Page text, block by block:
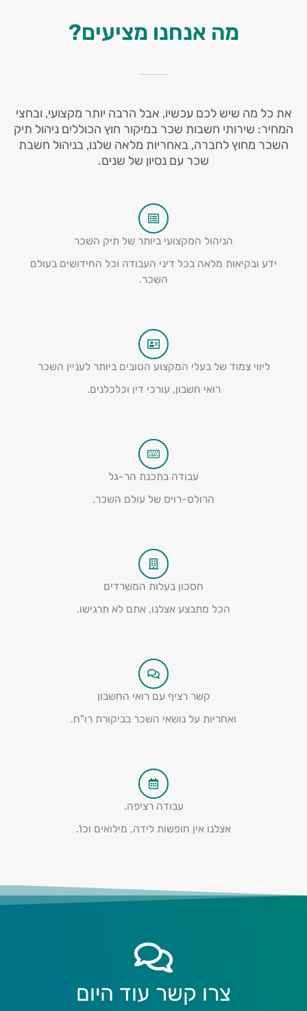
מה אנחנו מציעים?
את כל מה שיש לכם עכשיו, אבל הרבה יותר מקצועי, ובחצי
המחיר: שירותי חשבות שכר במיקור חוץ הכוללים ניהול תיק
השכר מחוץ לחברה, באחריות מלאה שלנו, בניהול חשבת
שכר עם נסיון של שנים.
הניהול המקצועי ביותר של תיק השכר
ידע ובקיאות מלאה בכל דיני העבודה וכל החידושים בעולם
השכר.
ליווי צמוד של בעלי המקצוע הטובים ביותר לעניין השכר
רואי חשבון, עורכי דין וכלכלנים.
עבודה בתכנת הר-גל
הרולס-רויס של עולם השכר.
חסכון בעלות המשרדים
הכל מתבצע אצלנו, אתם לא תרגישו.
קשר רציף עם רואי החשבון
ואחריות על נושאי השכר בביקורת רו"ח.
עבודה רציפה.
אצלנו אין חופשות לידה, מילואים וכו'.
צרו קשר עוד היום